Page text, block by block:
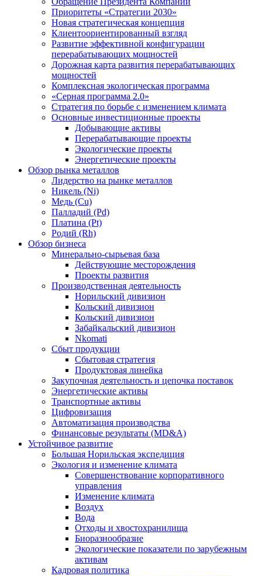
Приоритеты «Стратегии 2030»
Новая стратегическая концепция
Клиентоориентированный взгляд
Развитие эффективной конфигурации
перерабатывающих мощностей
Дорожная карта развития перерабатывающих
мощностей
Комплексная экологическая программа
«Серная программа 2.0»
Стратегия по борьбе с изменением климата
Основные инвестиционные проекты
Добывающие активы
Перерабатывающие проекты
Экологические проекты
Энергетические проекты
Обзор рынка металлов
Лидерство на рынке металлов
Никель (Ni)
Медь (Cu)
Палладий (Pd)
Платина (Pt)
Родий (Rh)
Обзор бизнеса
Минерально-сырьевая база
Действующие месторождения
Проекты развития
Производственная деятельность
Норильский дивизион
Кольский дивизион
Кольский дивизион
Забайкальский дивизион
Nkomati
Сбыт продукции
Сбытовая стратегия
Продуктовая линейка
Закупочная деятельность и цепочка поставок
Энергетические активы
Транспортные активы
Цифровизация
Автоматизация производства
Финансовые результаты (MD&A)
Устойчивое развитие
Большая Норильская экспедиция
Экология и изменение климата
Совершенствование корпоративного
управления
Изменение климата
Воздух
Вода
Отходы и хвостохранилища
Биоразнообразие
Экологические показатели по зарубежным
активам
Кадровая политика